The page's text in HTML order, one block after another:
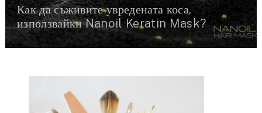
Как да съживите увредената коса,
използвайки Nanoil Keratin Mask?